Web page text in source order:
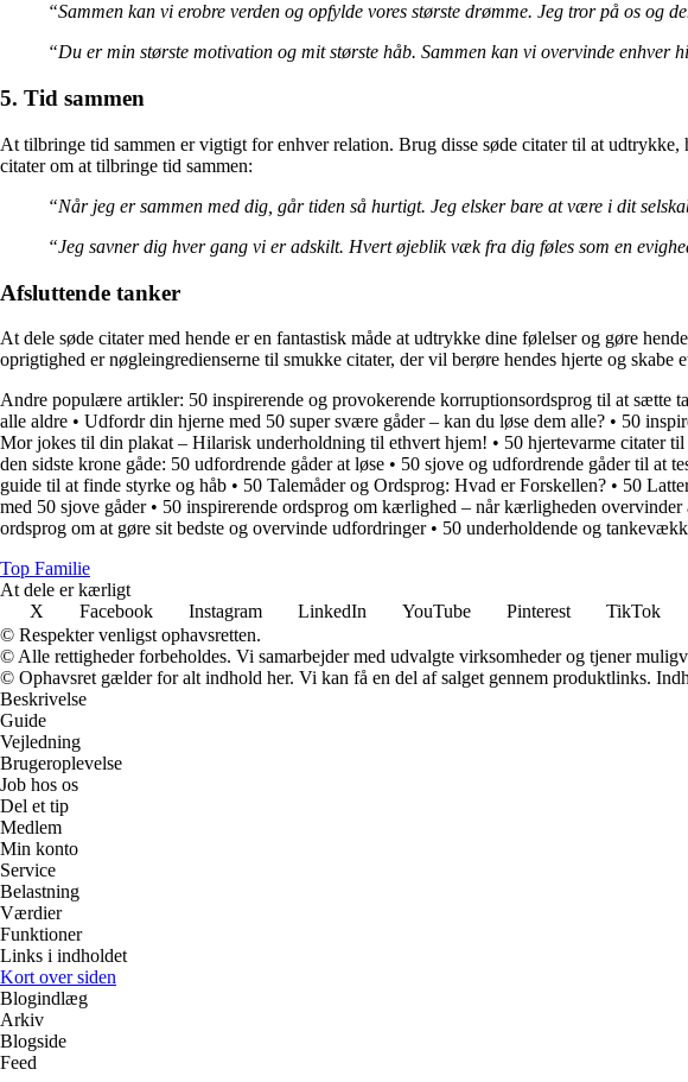
“Sammen kan vi erobre verden og opfylde vores største drømme. Jeg tror på os og
“Du er min største motivation og mit største håb. Sammen kan vi overvinde enhver
5. Tid sammen
At tilbringe tid sammen er vigtigt for enhver relation. Brug disse søde citater til at
citater om at tilbringe tid sammen:
“Når jeg er sammen med dig, går tiden så hurtigt. Jeg elsker bare at være i dit
“Jeg savner dig hver gang vi er adskilt. Hvert øjeblik væk fra dig føles som en
Afsluttende tanker
At dele søde citater med hende er en fantastisk måde at udtrykke dine følelser og gøre
oprigtighed er nøgleingredienserne til smukke citater, der vil berøre hendes hjerte og skabe
Andre populære artikler: 50 inspirerende og provokerende korruptionsordsprog til at sætte
alle aldre • Udfordr din hjerne med 50 super svære gåder – kan du løse dem alle? • 50
Mor jokes til din plakat – Hilarisk underholdning til ethvert hjem! • 50 hjertevarme citater
den sidste krone gåde: 50 udfordrende gåder at løse • 50 sjove og udfordrende gåder til at
guide til at finde styrke og håb • 50 Talemåder og Ordsprog: Hvad er Forskellen? • 50
med 50 sjove gåder• 50 inspirerende ordsprog om kærlighed – når kærligheden overvinder
ordsprog om at gøre sit bedste og overvinde udfordringer• 50 underholdende og
Top Familie
At dele er kærligt
X
Facebook Instagram LinkedIn YouTube Pinterest TikTok
© Respekter venligst ophavsretten.
© Alle rettigheder forbeholdes. Vi samarbejder med udvalgte virksomheder og tjener
© Ophavsret gælder for alt indhold her. Vi kan få en del af salget gennem produktlinks.
Beskrivelse
Guide
Vejledning
Brugeroplevelse
Job hos os
Del et tip
Medlem
Min konto
Service
Belastning
Værdier
Funktioner
Links i indholdet
Kort over siden
Blogindlæg
Arkiv
Blogside
Feed